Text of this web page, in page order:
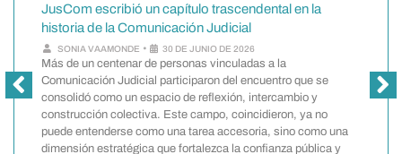
JusCom escribió un capítulo trascendental en la
historia de la Comunicación Judicial
SONIA VAAMONDE • 30 DE JUNIO DE 2026
Más de un centenar de personas vinculadas a la
Comunicación Judicial participaron del encuentro que se
consolidó como un espacio de reflexión, intercambio y
construcción colectiva. Este campo, coincidieron, ya no
puede entenderse como una tarea accesoria, sino como una
dimensión estratégica que fortalezca la confianza pública y